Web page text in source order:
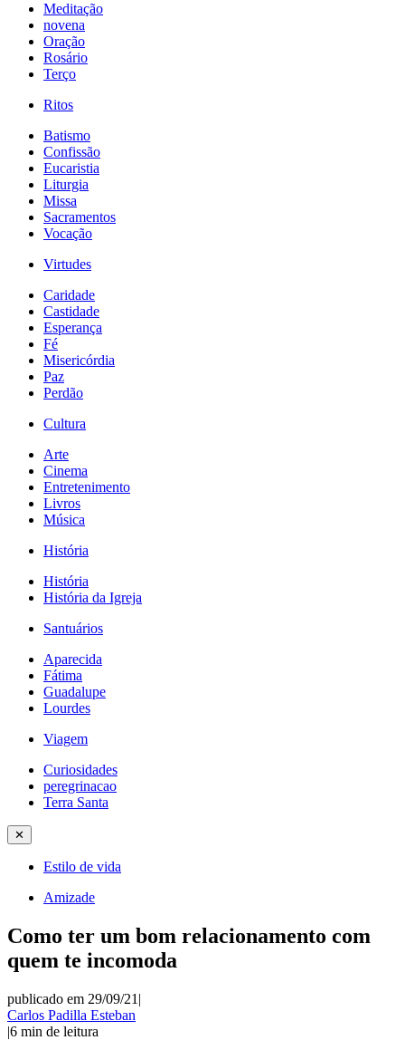
Meditação
novena
Oração
Rosário
Terço
Ritos
Batismo
Confissão
Eucaristia
Liturgia
Missa
Sacramentos
Vocação
Virtudes
Caridade
Castidade
Esperança
Fé
Misericórdia
Paz
Perdão
Cultura
Arte
Cinema
Entretenimento
Livros
Música
História
História
História da Igreja
Santuários
Aparecida
Fátima
Guadalupe
Lourdes
Viagem
Curiosidades
peregrinacao
Terra Santa
✕
Estilo de vida
Amizade
Como ter um bom relacionamento com
quem te incomoda
publicado em 29/09/21 |
Carlos Padilla Esteban
|6 min de leitura